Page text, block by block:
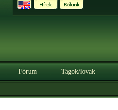
Fórum Tagok/lovak